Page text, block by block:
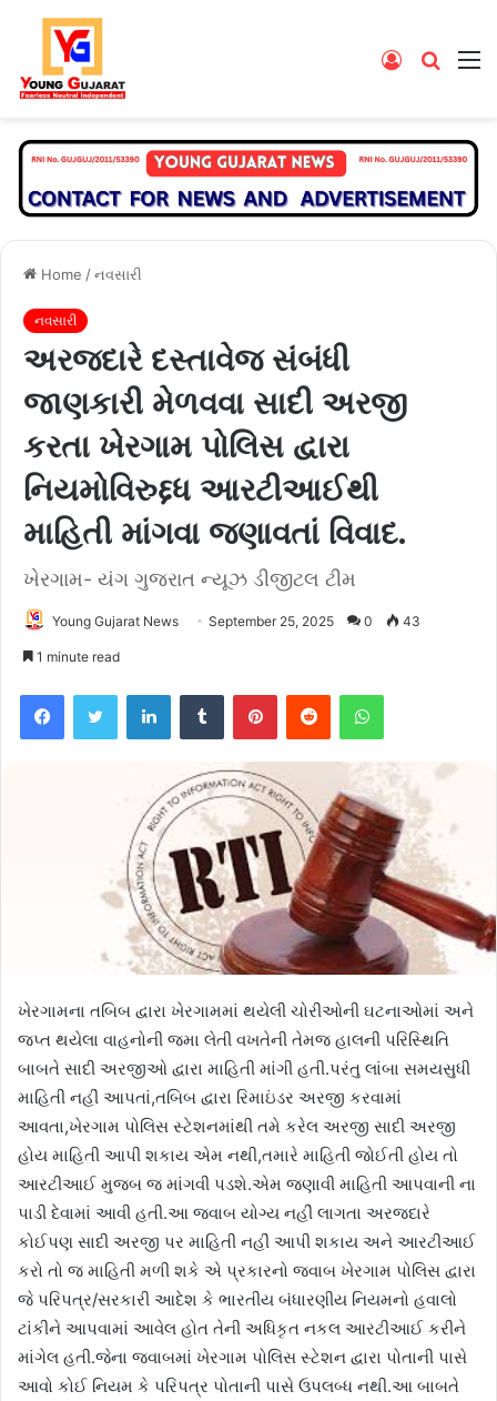
Search
Log
Home /નવસારી
નવસારી
અરજદારે દસ્તાવેજ સંબંધી
જાણકારી મેળવવા સાદી અરજી
કરતા ખેરગામ પોલિસ દ્વારા
નિયમોવિરુદ્દધ આરટીઆઈથી
માહિતી માંગવા જણાવતાં વિવાદ.
ખેરગામ- યંગ ગુજરાત ન્યૂઝ ડીજીટલ ટીમ
Young Gujarat News September 25, 2025 0 43
1 minute read
FacebookTwitter LinkedInTumblr PinterestReddit WhatsApp
ખેરગામના તબિબ દ્વારા ખેરગામમાં થયેલી ચોરીઓની ઘટનાઓમાં અને
જપ્ત થયેલા વાહનોની જમા લેતી વખતેની તેમજ હાલની પરિસ્થિતિ
બાબતે સાદી અરજીઓ દ્વારા માહિતી માંગી હતી.પરંતુ લાંબા સમયસુધી
માહિતી નહીં આપતાં,તબિબ દ્વારા રિમાઇંડર અરજી કરવામાં
આવતા,ખેરગામ પોલિસ સ્ટેશનમાંથી તમે કરેલ અરજી સાદી અરજી
હોય માહિતી આપી શકાય એમ નથી,તમારે માહિતી જોઈતી હોય તો
આરટીઆઈ મુજબ જ માંગવી પડશે.એમ જણાવી માહિતી આપવાની ના
પાડી દેવામાં આવી હતી.આ જવાબ યોગ્ય નહીં લાગતા અરજદારે
કોઈપણ સાદી અરજી પર માહિતી નહીં આપી શકાય અને આરટીઆઈ
કરો તો જ માહિતી મળી શકે એ પ્રકારનો જવાબ ખેરગામ પોલિસ દ્વારા
જે પરિપત્ર/સરકારી આદેશ કે ભારતીય બંધારણીય નિયમનો હવાલો
ટાંકીને આપવામાં આવેલ હોત તેની અધિકૃત નકલ આરટીઆઈ કરીને
માંગેલ હતી.જેના જવાબમાં ખેરગામ પોલિસ સ્ટેશન દ્વારા પોતાની પાસે
આવો કોઈ નિયમ કે પરિપત્ર પોતાની પાસે ઉપલબ્ધ નથી.આ બાબતે